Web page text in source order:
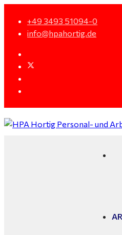
+49 3493 51094-0
info@hpahortig.de